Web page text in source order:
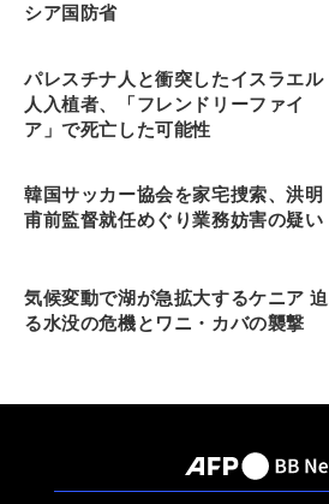
シア国防省
パレスチナ人と衝突したイスラエル
人入植者、「フレンドリーファイ
ア」で死亡した可能性
韓国サッカー協会を家宅捜索、洪明
甫前監督就任めぐり業務妨害の疑い
気候変動で湖が急拡大するケニア 迫
る水没の危機とワニ・カバの襲撃